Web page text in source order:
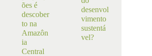
ões é
descober
to na
Amazôn
ia
Central
desenvol
vimento
sustentá
vel?